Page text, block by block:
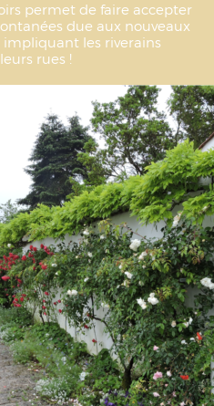
permet de faire accepter
due aux nouveaux
les riverains
rues !